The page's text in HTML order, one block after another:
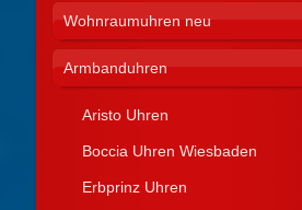
Wohnraumuhren neu
Armbanduhren
Aristo Uhren
Boccia Uhren Wiesbaden
Erbprinz Uhren